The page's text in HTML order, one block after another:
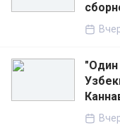
"Один